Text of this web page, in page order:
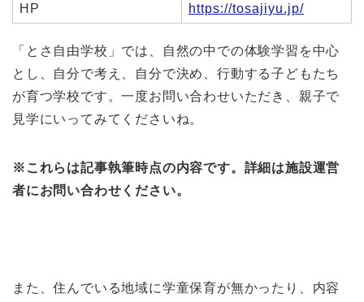
HP https://tosajiyu.jp/
「とさ自由学校」では、自然の中での体験学習を中心
とし、自分で考え、自分で決め、行動する子どもたち
が育つ学校です。一度お問い合わせいただき、親子で
見学にいってみてくださいね。
※これらは記事執筆時点の内容です。詳細は施設運営
者にお問い合わせください。
また、住んでいる地域に学童保育が無かったり、内容